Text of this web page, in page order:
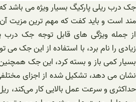
جک درب ریلی پارکیگ بسیار ویژه می باشد که
مند است و باید کفت که مهم ترین مزیت
از جمله ویژگی‌ های قابل توجه جک درب
زیادی را نام برد، با استفاده از این جک می
بسیار کمی باز و بسته کرد، این جک
نشان می دهد، تشکیل شده از اجزای
حداکثری و سرعت عمل بالایی کار می‌کند،